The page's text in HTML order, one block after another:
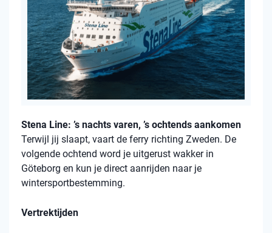
Stena Line: ’s nachts varen, ’s ochtends aankomen
Terwijl jij slaapt, vaart de ferry richting Zweden. De
volgende ochtend word je uitgerust wakker in
Göteborg en kun je direct aanrijden naar je
wintersportbestemming.
Vertrektijden